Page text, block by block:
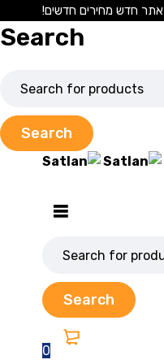
אתר חדש מחירים חדשים!
Search
0